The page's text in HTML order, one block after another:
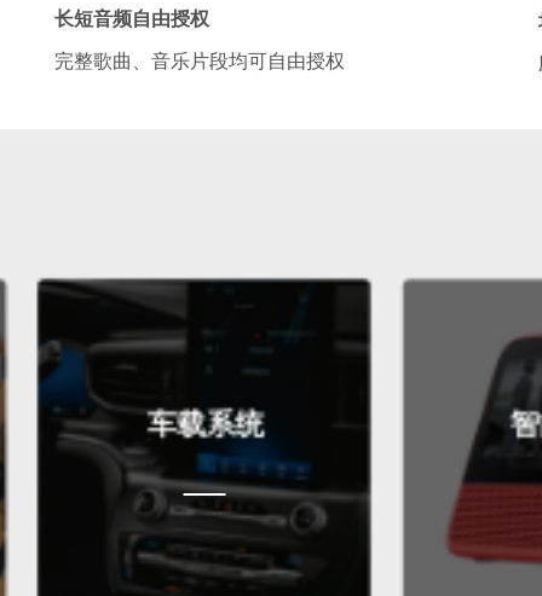
长短音频自由授权
完整歌曲、音乐片段均可自由授权
车载系统 智能终端